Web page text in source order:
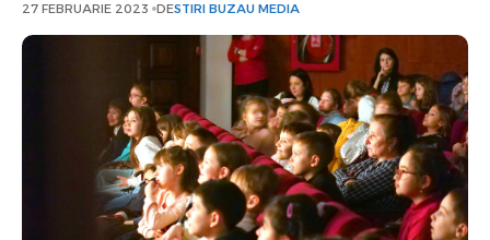
27 FEBRUARIE 2023 DESTIRI BUZAU MEDIA